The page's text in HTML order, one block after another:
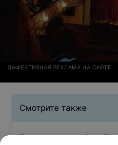
ЭФФЕКТИВНАЯ РЕКЛАМА НА САЙТЕ
Смотрите также
Пирсинг языка в районе